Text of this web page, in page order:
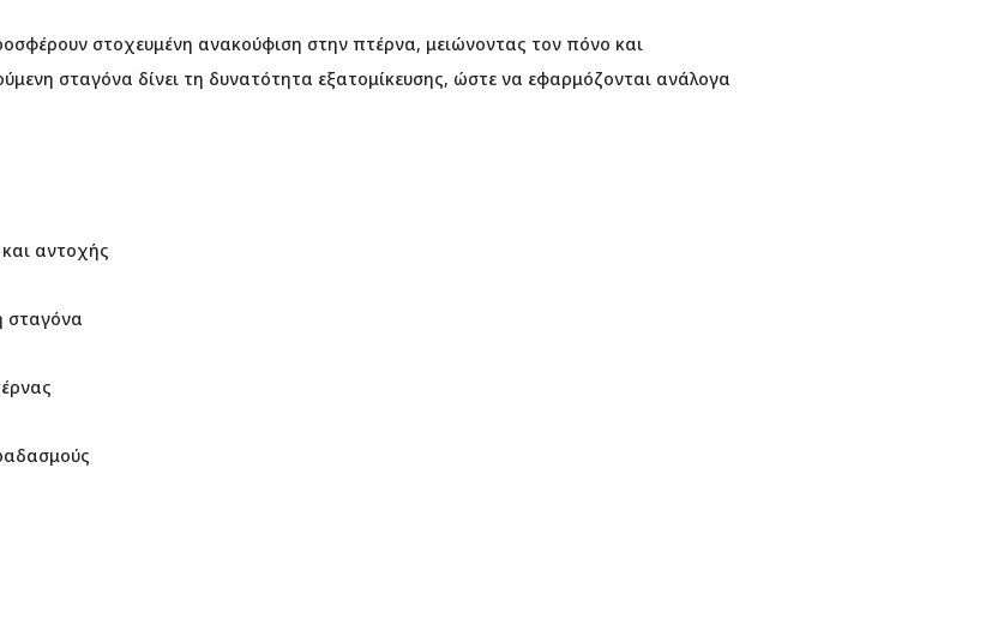
στοχευμένη ανακούφιση στην πτέρνα, μειώνοντας τον πόνο και
σταγόνα δίνει τη δυνατότητα εξατομίκευσης, ώστε να εφαρμόζονται ανάλογα
αντοχής
σταγόνα